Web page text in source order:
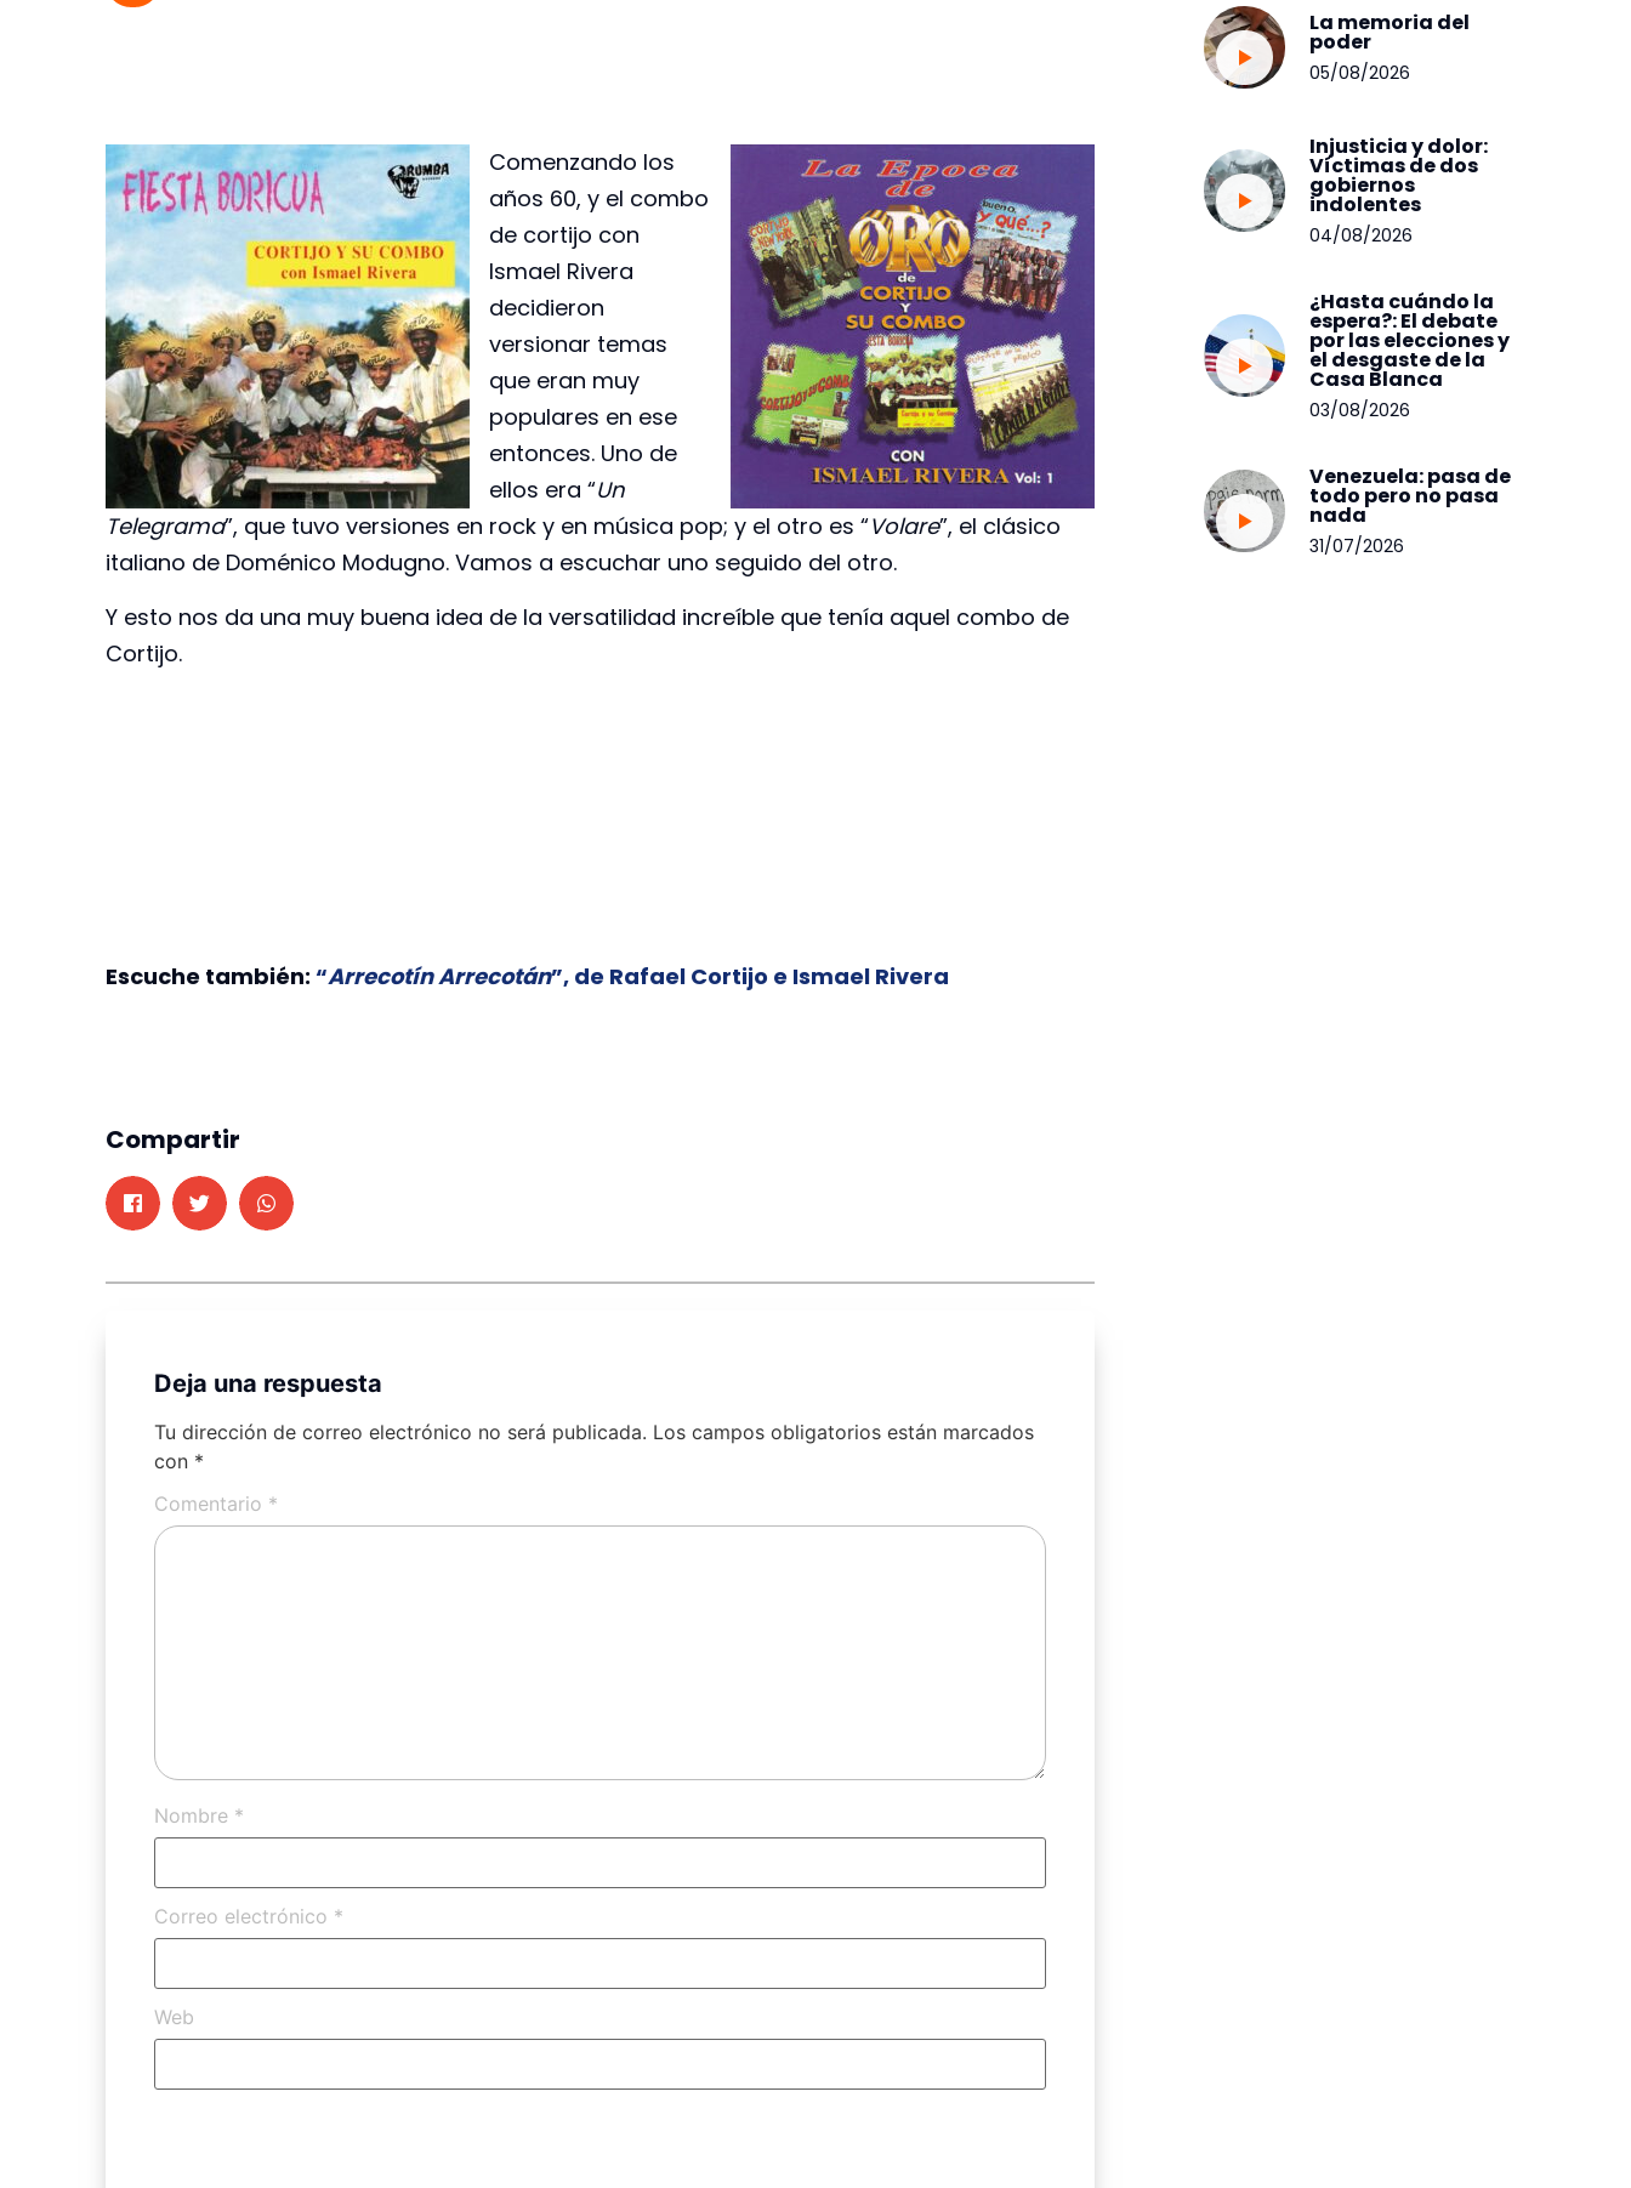
Comenzando los
años 60, y el combo
de cortijo con
Ismael Rivera
decidieron
versionar temas
que eran muy
populares en ese
entonces. Uno de
ellos era “Un
Telegrama”, que tuvo versiones en rock y en música pop; y el otro es “Volare”, el clásico
italiano de Doménico Modugno. Vamos a escuchar uno seguido del otro.
Y esto nos da una muy buena idea de la versatilidad increíble que tenía aquel combo de
Cortijo.
Escuche también: “Arrecotín Arrecotán”, de Rafael Cortijo e Ismael Rivera
Compartir
Deja una respuesta
Tu dirección de correo electrónico no será publicada. Los campos obligatorios están marcados
con *
Comentario *
Nombre *
Correo electrónico *
Web
La memoria del
poder
05/08/2026
Injusticia y dolor:
Víctimas de dos
gobiernos
indolentes
04/08/2026
¿Hasta cuándo la
espera?: El debate
por las elecciones y
el desgaste de la
Casa Blanca
03/08/2026
Venezuela: pasa de
todo pero no pasa
nada
31/07/2026